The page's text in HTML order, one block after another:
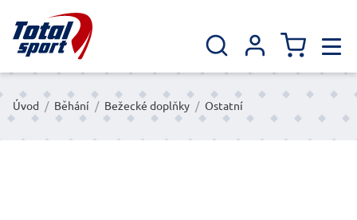
Úvod / Běhání / Bežecké doplňky / Ostatní